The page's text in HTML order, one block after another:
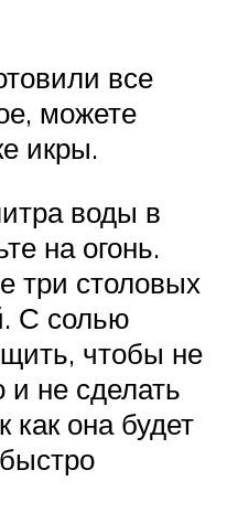
все
можете
икры.
воды в
на огонь.
три столовых
С солью
чтобы не
и не сделать
как она будет